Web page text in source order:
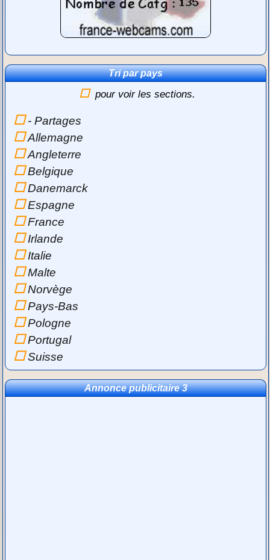
Tri par pays
pour voir les sections.
- Partages
Allemagne
Angleterre
Belgique
Danemarck
Espagne
France
Irlande
Italie
Malte
Norvège
Pays-Bas
Pologne
Portugal
Suisse
Annonce publicitaire 3